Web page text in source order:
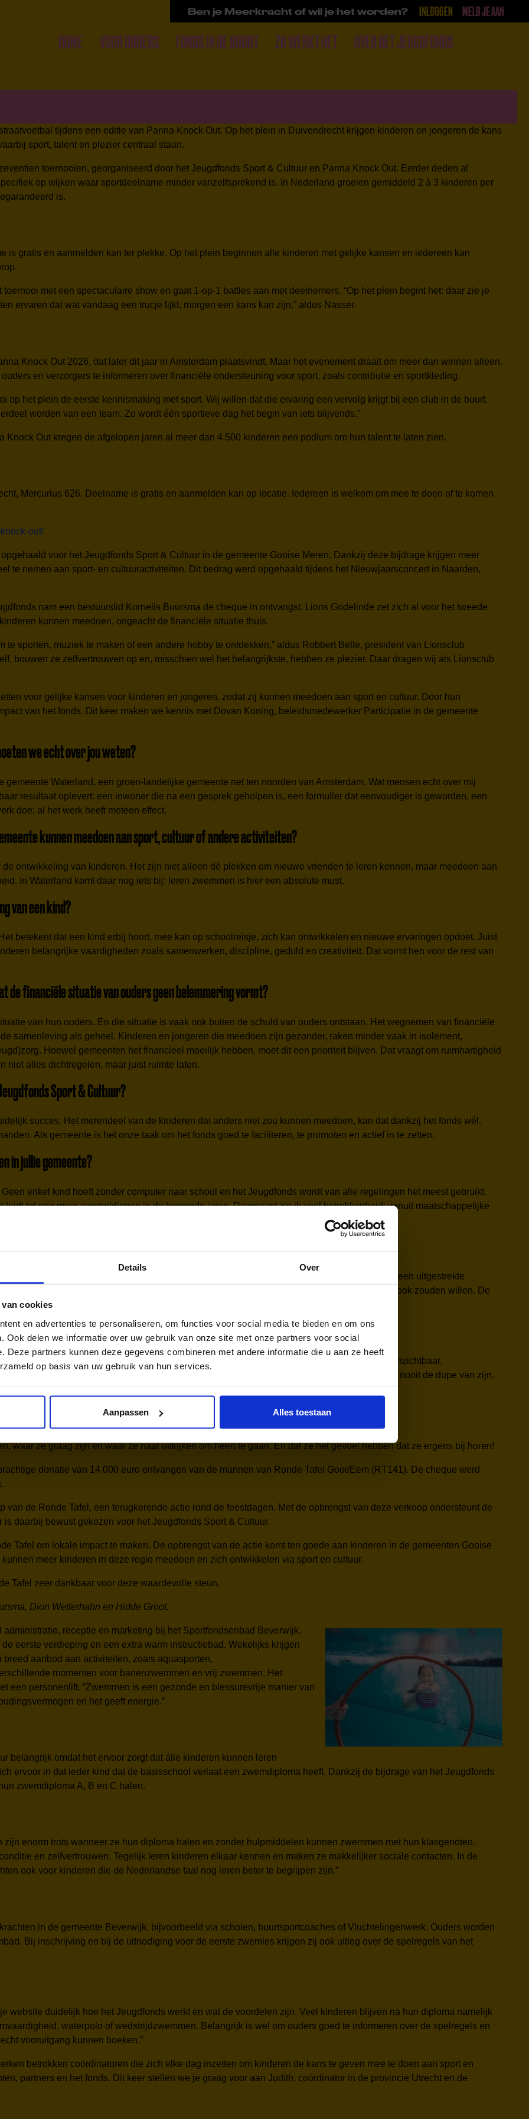
Details Over
cookies
en advertenties te personaliseren, om functies voor social media te bieden en om ons
Ook delen we informatie over uw gebruik van onze site met onze partners voor social
Deze partners kunnen deze gegevens combineren met andere informatie die u aan ze heeft
op basis van uw gebruik van hun services.
Aanpassen Alles toestaan
Ben je Meerkracht of wil je het worden? INLOGGEN MELD JE AAN
HOME VOOR OUDERS FONDS IN DE BUURT ZO WERKT HET OVER HET JEUGDFONDS
tijdens een editie van Panna Knock Out. Op het plein in Duivendrecht krijgen kinderen en jongeren de kans
sport, talent en plezier centraal staan.
toernooien, georganiseerd door het Jeugdfonds Sport & Cultuur en Panna Knock Out. Eerder deden al
op wijken waar sportdeelname minder vanzelfsprekend is. In Nederland groeien gemiddeld 2 à 3 kinderen per
is.
is gratis en aanmelden kan ter plekke. Op het plein beginnen alle kinderen met gelijke kansen en iedereen kan
met een spectaculaire show en gaat 1-op-1 battles aan met deelnemers. “Op het plein begint het: daar zie je
ervaren dat wat vandaag een trucje lijkt, morgen een kans kan zijn,” aldus Nasser.
Knock Out 2026, dat later dit jaar in Amsterdam plaatsvindt. Maar het evenement draait om meer dan winnen alleen.
en verzorgers te informeren over financiële ondersteuning voor sport, zoals contributie en sportkleding.
op het plein de eerste kennismaking met sport. Wij willen dat die ervaring een vervolg krijgt bij een club in de buurt.
worden van een team. Zo wordt één sportieve dag het begin van iets blijvends.”
Out kregen de afgelopen jaren al meer dan 4.500 kinderen een podium om hun talent te laten zien.
Mercurius 626. Deelname is gratis en aanmelden kan op locatie. Iedereen is welkom om mee te doen of te komen
out/
voor het Jeugdfonds Sport & Cultuur in de gemeente Gooise Meren. Dankzij deze bijdrage krijgen meer
te nemen aan sport- en cultuuractiviteiten. Dit bedrag werd opgehaald tijdens het Nieuwjaarsconcert in Naarden,
nam een bestuurslid Kornelis Buursma de cheque in ontvangst. Lions Godelinde zet zich al voor het tweede
kunnen meedoen, ongeacht de financiële situatie thuis.
te sporten, muziek te maken of een andere hobby te ontdekken,” aldus Robbert Belle, president van Lionsclub
bouwen ze zelfvertrouwen op en, misschien wel het belangrijkste, hebben ze plezier. Daar dragen wij als Lionsclub
voor gelijke kansen voor kinderen en jongeren, zodat zij kunnen meedoen aan sport en cultuur. Door hun
van het fonds. Dit keer maken we kennis met Dovan Koning, beleidsmedewerker Participatie in de gemeente
we echt over jou weten?
Waterland, een groen-landelijke gemeente net ten noorden van Amsterdam. Wat mensen echt over mij
resultaat oplevert: een inwoner die na een gesprek geholpen is, een formulier dat eenvoudiger is geworden, een
doe: al het werk heeft meteen effect.
kunnen meedoen aan sport, cultuur of andere activiteiten?
ontwikkeling van kinderen. Het zijn niet alleen dé plekken om nieuwe vrienden te leren kennen, maar meedoen aan
In Waterland komt daar nog iets bij: leren zwemmen is hier een absolute must.
van een kind?
betekent dat een kind erbij hoort, mee kan op schoolreisje, zich kan ontwikkelen en nieuwe ervaringen opdoet. Juist
belangrijke vaardigheden zoals samenwerken, discipline, geduld en creativiteit. Dat vormt hen voor de rest van
de financiële situatie van ouders geen belemmering vormt?
van hun ouders. En die situatie is vaak ook buiten de schuld van ouders ontstaan. Het wegnemen van financiële
samenleving als geheel. Kinderen en jongeren die meedoen zijn gezonder, raken minder vaak in isolement,
Hoewel gemeenten het financieel moeilijk hebben, moet dit een prioriteit blijven. Dat vraagt om ruimhartigheid
niet alles dichtregelen, maar juist ruimte laten.
Sport & Cultuur?
succes. Het merendeel van de kinderen dat anders niet zou kunnen meedoen, kan dat dankzij het fonds wél.
Als gemeente is het onze taak om het fonds goed te faciliteren, te promoten en actief in te zetten.
in jullie gemeente?
enkel kind hoeft zonder computer naar school en het Jeugdfonds wordt van alle regelingen het meest gebruikt.
tot nog meer aanmeldingen in de komende jaren. Daarnaast zie ik veel betrokkenheid: vanuit maatschappelijke
belangrijk meedoen is. Het onderwerp staat echt op de agenda.
niet mee. De regelingen zijn soms beperkt en kunnen eenvoudiger. Daarnaast is Waterland een uitgestrekte
we soms signalen. Jongerenwerkers kunnen niet overal tegelijk zijn, hoe graag ze dat ook zouden willen. De
– en dat botst soms met de noodzaak om te bezuinigen.
hebben?
die hun best doen om kinderen te laten meedoen, maar problemen blijven soms onzichtbaar.
ziekte, een faillissement of andere ingrijpende gebeurtenissen. Kinderen mogen daar nooit de dupe van zijn.
waar ze graag zijn en waar ze naar uitkijken om heen te gaan. En dat ze het gevoel hebben dat ze ergens bij horen!
donatie van 14.000 euro ontvangen van de mannen van Ronde Tafel Gooi/Eem (RT141). De cheque werd
de Ronde Tafel, een terugkerende actie rond de feestdagen. Met de opbrengst van deze verkoop ondersteunt de
daarbij bewust gekozen voor het Jeugdfonds Sport & Cultuur.
Tafel om lokale impact te maken. De opbrengst van de actie komt ten goede aan kinderen in de gemeenten Gooise
meer kinderen in deze regio meedoen en zich ontwikkelen via sport en cultuur.
Tafel zeer dankbaar voor deze waardevolle steun.
Dion Wetterhahn en Hidde Groot.
receptie en marketing bij het Sportfondsenbad Beverwijk.
eerste verdieping en een extra warm instructiebad. Wekelijks krijgen
aanbod aan activiteiten, zoals aquasporten,
momenten voor banenzwemmen en vrij zwemmen. Het
een personenlift. “Zwemmen is een gezonde en blessurevrije manier van
en het geeft energie.”
belangrijk omdat het ervoor zorgt dat álle kinderen kunnen leren
ervoor in dat ieder kind dat de basisschool verlaat een zwemdiploma heeft. Dankzij de bijdrage van het Jeugdfonds
zwemdiploma A, B en C halen.
enorm trots wanneer ze hun diploma halen en zonder hulpmiddelen kunnen zwemmen met hun klasgenoten.
en zelfvertrouwen. Tegelijk leren kinderen elkaar kennen en maken ze makkelijker sociale contacten. In de
ook voor kinderen die de Nederlandse taal nog leren beter te begrijpen zijn.”
in de gemeente Beverwijk, bijvoorbeeld via scholen, buurtsportcoaches of Vluchtelingenwerk. Ouders worden
Bij inschrijving en bij de uitnodiging voor de eerste zwemles krijgen zij ook uitleg over de spelregels van het
website duidelijk hoe het Jeugdfonds werkt en wat de voordelen zijn. Veel kinderen blijven na hun diploma namelijk
waterpolo of wedstrijdzwemmen. Belangrijk is wel om ouders goed te informeren over de spelregels en
vooruitgang kunnen boeken.”
betrokken coördinatoren die zich elke dag inzetten om kinderen de kans te geven mee te doen aan sport en
partners en het fonds. Dit keer stellen we je graag voor aan Judith, coördinator in de provincie Utrecht en de